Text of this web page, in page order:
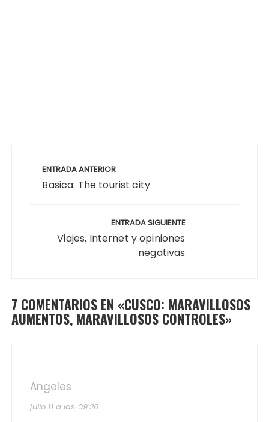
entradas
ENTRADA ANTERIOR
Basica: The tourist city
ENTRADA SIGUIENTE
Viajes, Internet y opiniones
negativas
7 COMENTARIOS EN «CUSCO: MARAVILLOSOS
AUMENTOS, MARAVILLOSOS CONTROLES»
Angeles
julio 11 a las 09:26